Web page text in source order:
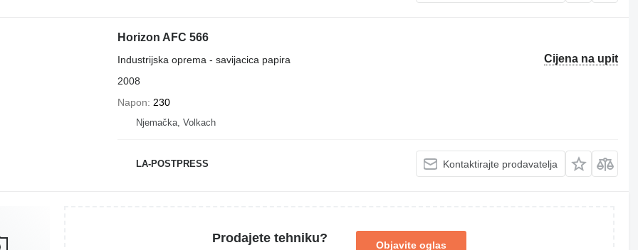
Horizon AFC 566
Cijena na upit
Industrijska oprema - savijacica papira
2008
Napon
230
Njemačka, Volkach
LA-POSTPRESS Kontaktirajte prodavatelja
Prodajete tehniku?
Objavite oglas